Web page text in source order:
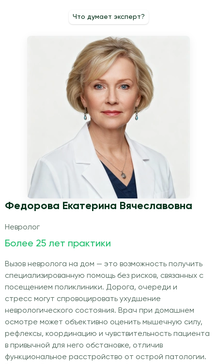
независимо от дня недели.Что думает эксперт?
Федорова Екатерина Вячеславовна
Невролог
Более 25 лет практики
Вызов невролога на дом — это возможность получить
специализированную помощь без рисков, связанных с
посещением поликлиники. Дорога, очереди и
стресс могут спровоцировать ухудшение
неврологического состояния. Врач при домашнем
осмотре может объективно оценить мышечную силу,
рефлексы, координацию и чувствительность пациента
в привычной для него обстановке, отличив
функциональное расстройство от острой патологии.